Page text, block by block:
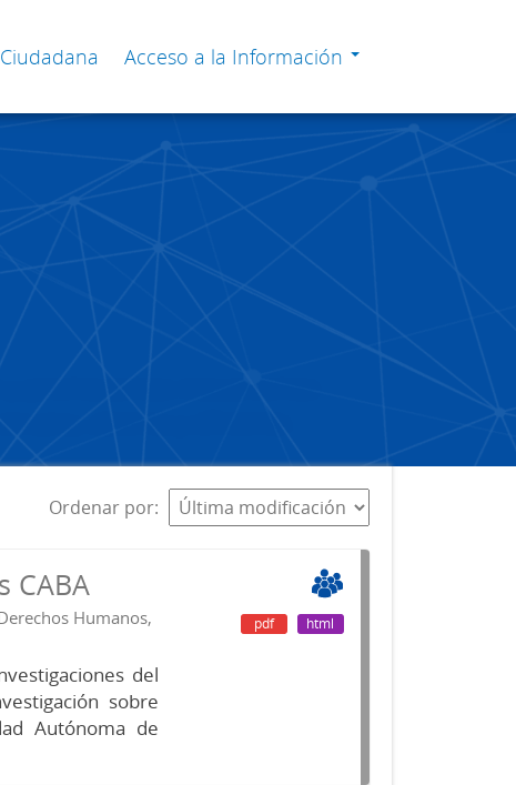
Acceso a la Información
Ordenar por
CABA
Humanos,
del
sobre
Autónoma de
pdf html